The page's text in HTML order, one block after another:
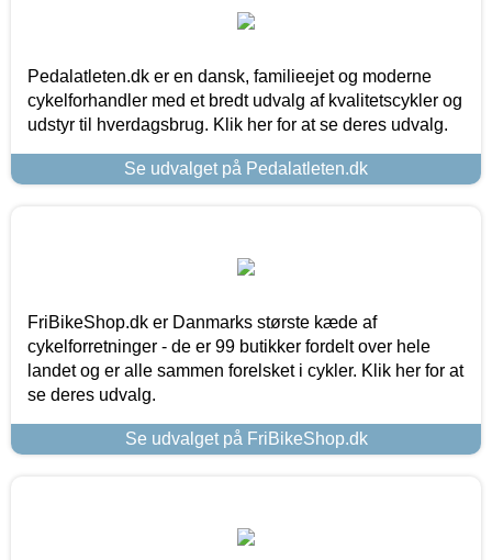
Pedalatleten.dk er en dansk, familieejet og moderne
cykelforhandler med et bredt udvalg af kvalitetscykler og
udstyr til hverdagsbrug. Klik her for at se deres udvalg.
Se udvalget på Pedalatleten.dk
FriBikeShop.dk er Danmarks største kæde af
cykelforretninger - de er 99 butikker fordelt over hele
landet og er alle sammen forelsket i cykler. Klik her for at
se deres udvalg.
Se udvalget på FriBikeShop.dk